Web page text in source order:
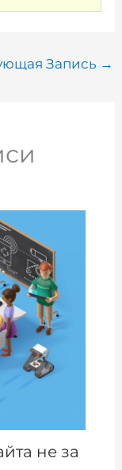
Запись →
не за